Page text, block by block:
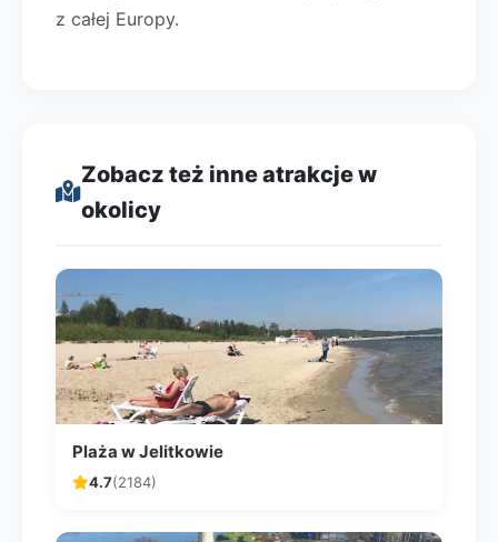
z całej Europy.
Zobacz też inne atrakcje w
okolicy
Plaża w Jelitkowie
4.7(2184)